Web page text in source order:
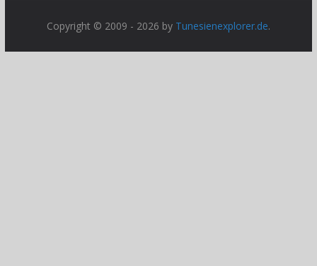
Copyright © 2009 - 2026 by Tunesienexplorer.de.